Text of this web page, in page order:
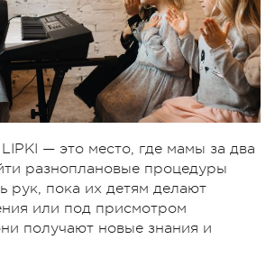
— это место, где мамы за два
разноплановые процедуры
рук, пока их детям делают
или под присмотром
получают новые знания и